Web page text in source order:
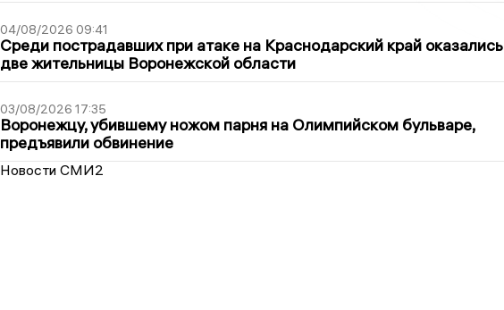
04/08/2026 09:41
Среди пострадавших при атаке на Краснодарский край оказались
две жительницы Воронежской области
03/08/2026 17:35
Воронежцу, убившему ножом парня на Олимпийском бульваре,
предъявили обвинение
Новости СМИ2